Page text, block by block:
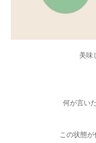
美味
何が言い
この状態